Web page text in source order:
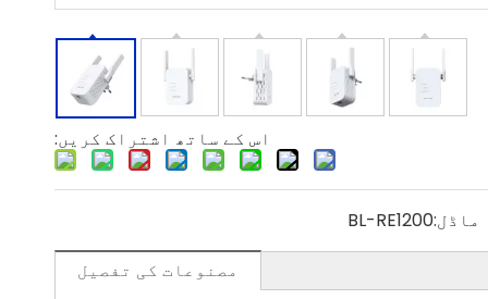
اس کے ساتھ اشتراک کریں:
ماڈل:BL-RE1200
مصنوعات کی تفصیل